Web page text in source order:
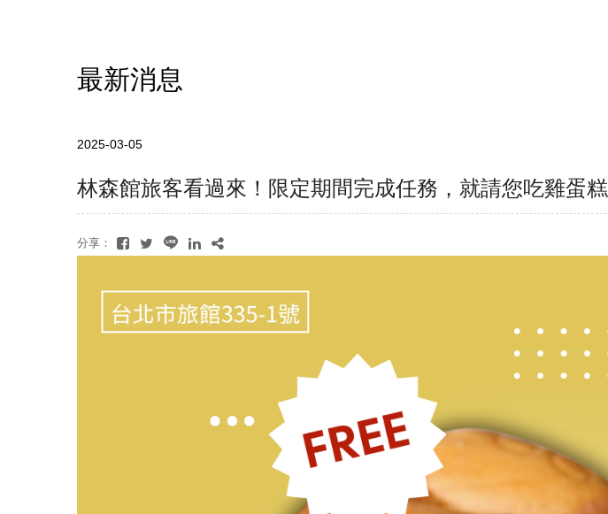
最新消息
2025-03-05
林森館旅客看過來！限定期間完成任務，就請您吃雞蛋糕
分享：